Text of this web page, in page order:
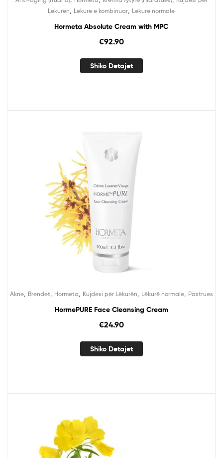
Lëkurën
Lëkurë e kombinuar Lëkurë normale
Hormeta Absolute Cream with MPC
€92.90
Shiko Detajet
Akne, Brendet Hormeta Kujdesi për Lëkurën Lëkurë normale, Pastrues
HormePURE Face Cleansing Cream
€24.90
Shiko Detajet